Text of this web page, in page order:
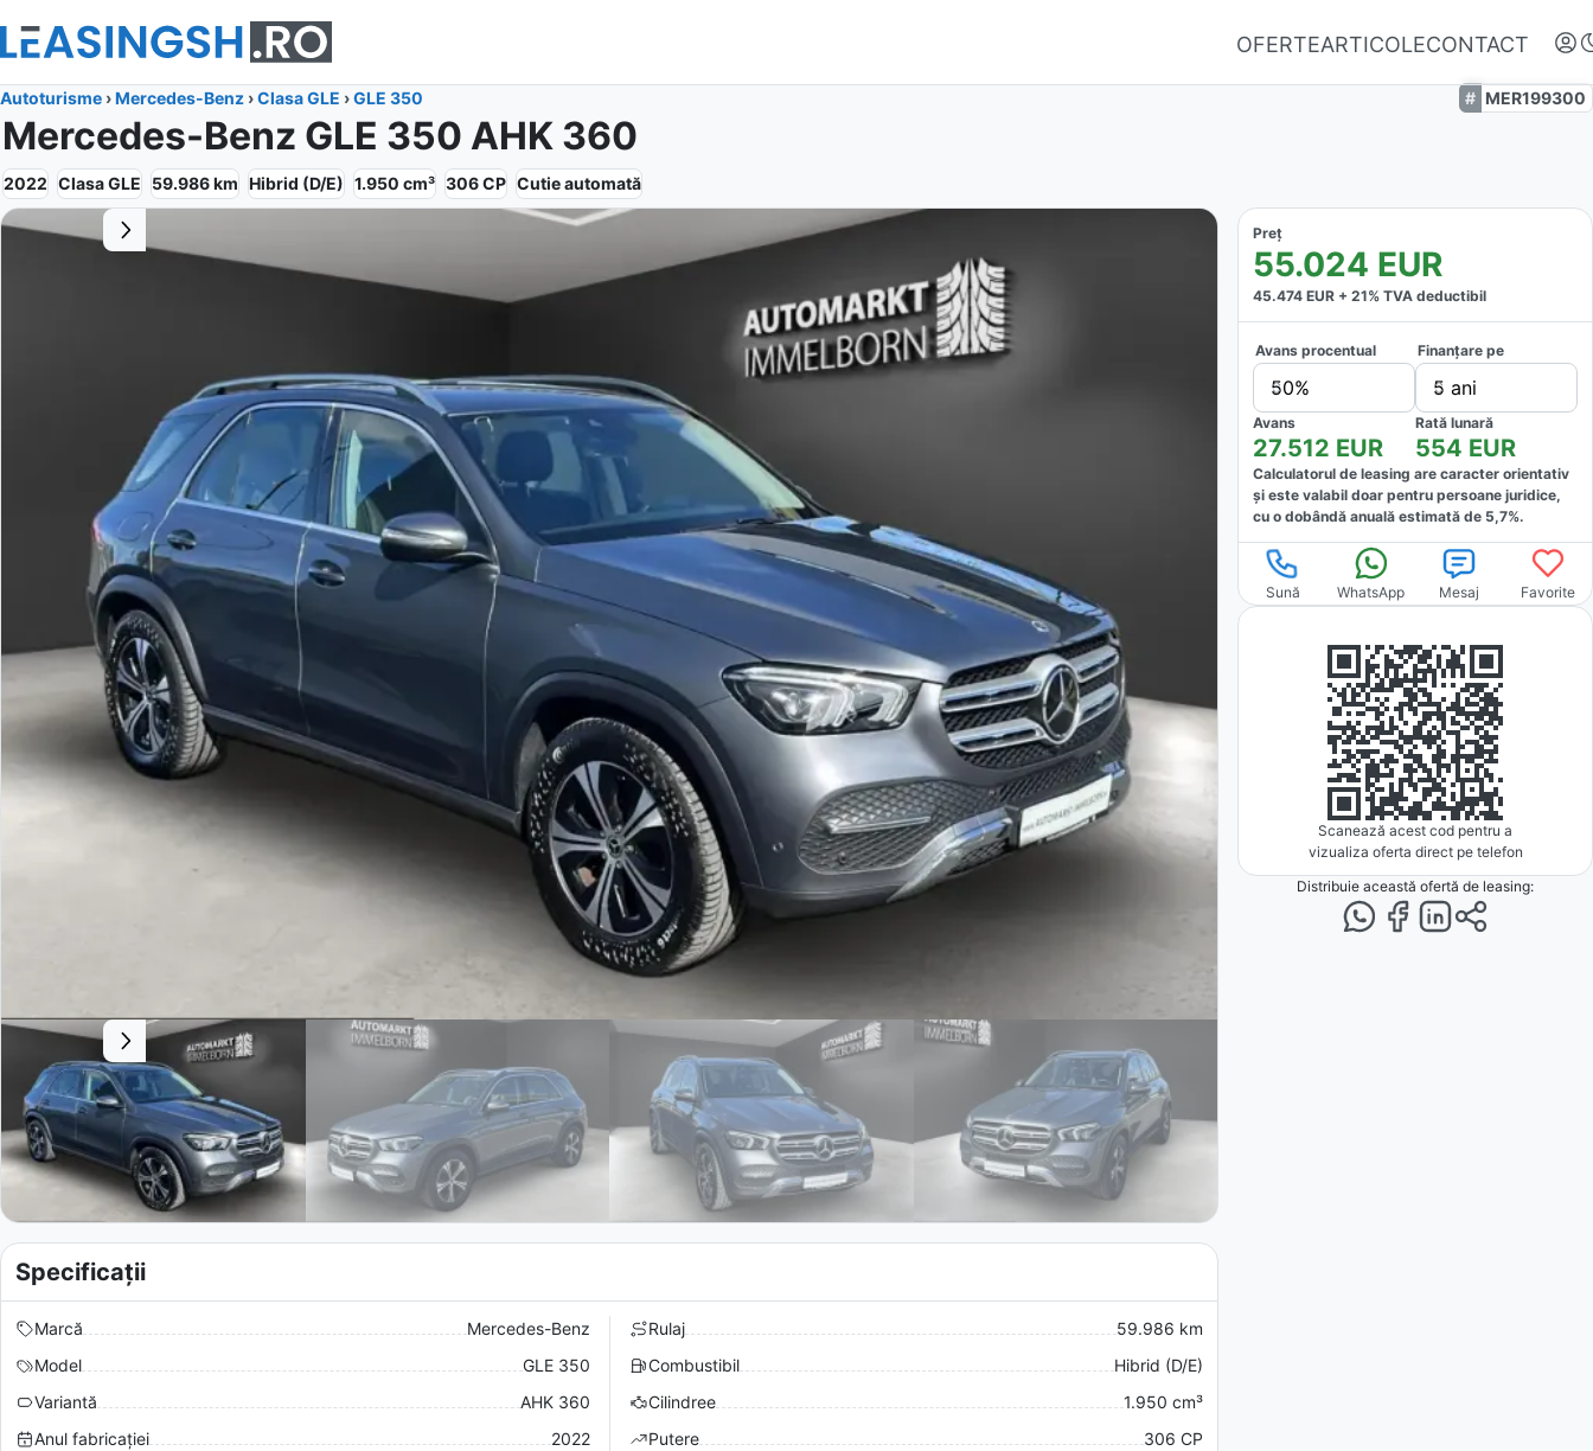
OFERTEARTICOLECONTACT
Autentifică-te
Nu ai oferte favorite
Autoturisme ›Mercedes-Benz ›Clasa GLE ›GLE 350 MER199300
Mercedes-Benz GLE 350 AHK 360
2022 Clasa GLE 59.986km Hibrid (D/E) 1.950 cm³ 306CP Cutieautomată
Preț
55.024 EUR
45.474 EUR + 21% TVA deductibil
Avans procentual
50%
Finanțare pe
5 ani
Avans
27.512 EUR
Rată lunară
554 EUR
Calculatorul de leasing are caracter orientativ
și este valabil doar pentru persoane juridice,
cu o dobândă anuală estimată de 5,7%.
Sună WhatsApp Mesaj Favorite
Scanează acest cod pentru a
vizualiza oferta direct pe telefon
Distribuie această ofertă de leasing:
Specificații
Marcă
Mercedes-Benz
Model
GLE 350
Variantă
AHK 360
Anul fabricației
2022
Rulaj
59.986 km
Combustibil
Hibrid (D/E)
Cilindree
1.950 cm³
Putere
306 CP